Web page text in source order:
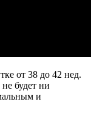
от 38 до 42 нед.
будет ни
и